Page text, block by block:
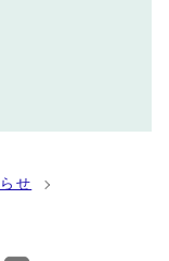
せ